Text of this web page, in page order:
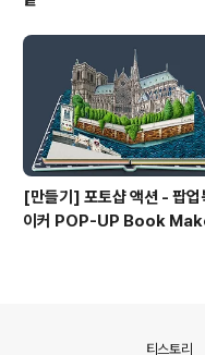
[만들기] 포토샵 액션 - 팝업
이커 POP-UP Book
티스토리